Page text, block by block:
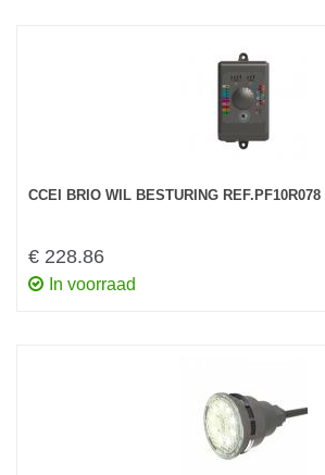
CCEI BRIO WIL BESTURING REF.PF10R078
€ 228.86
In voorraad